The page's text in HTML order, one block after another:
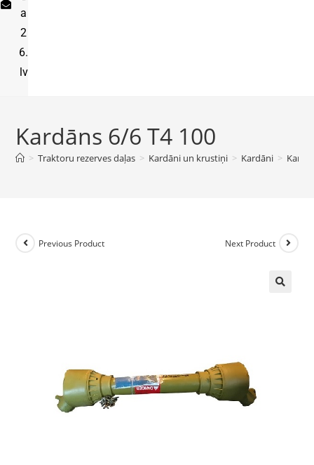
a
2
6.
lv
Kardāns 6/6 T4 100
> Traktoru rezerves daļas > Kardāni un krustiņi > Kardāni >
Previous Product Next Product